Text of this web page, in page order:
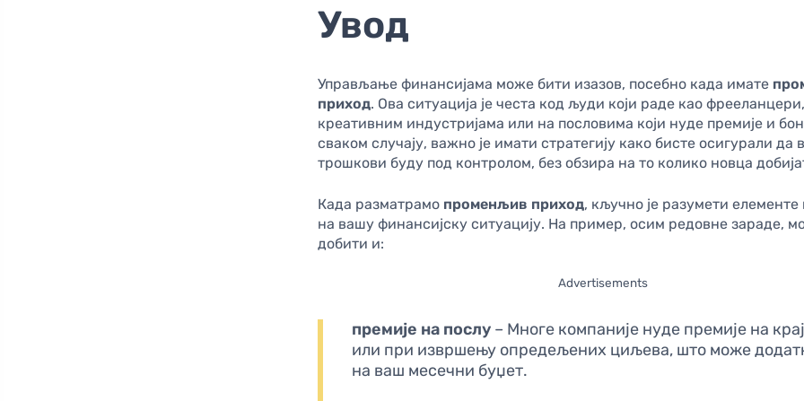
Увод
Управљање финансијама може бити изазов, посебно када имате
приход. Ова ситуација је честа код људи који раде као
креативним индустријама или на пословима који нуде премије и
сваком случају, важно је имати стратегију како бисте осигурали да
трошкови буду под контролом, без обзира на то колико новца
Када разматрамо променљив приход, кључно је разумети елементе
на вашу финансијску ситуацију. На пример, осим редовне зараде,
добити и:
Advertisements
премије на послу – Многе компаније нуде премије на
или при извршењу опредељених циљева, што може
на ваш месечни буџет.